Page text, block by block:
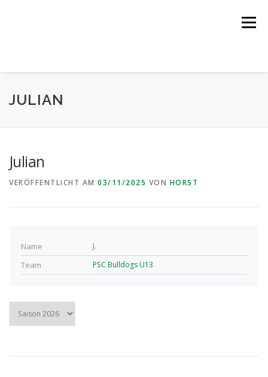
Menü
NEWS
LOGIN
JULIAN
Julian
VERÖFFENTLICHT AM 03/11/2025 VON HORST
Name J.
Team PSC Bulldogs U13